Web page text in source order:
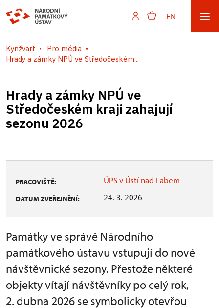
EN
Kynžvart
Pro média
Hrady a zámky NPÚ ve Středočeském...
Hrady a zámky NPÚ ve
Středočeském kraji zahajují
sezonu 2026
PRACOVIŠTĚ: ÚPS v Ústí nad Labem
DATUM ZVEŘEJNĚNÍ: 24. 3. 2026
Památky ve správě Národního
památkového ústavu vstupují do nové
návštěvnické sezony. Přestože některé
objekty vítají návštěvníky po celý rok,
2. dubna 2026 se symbolicky otevřou